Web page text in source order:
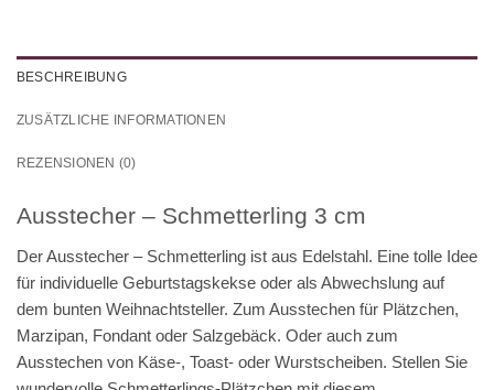
BESCHREIBUNG
ZUSÄTZLICHE INFORMATIONEN
REZENSIONEN (0)
Ausstecher – Schmetterling 3 cm
Der Ausstecher – Schmetterling ist aus Edelstahl. Eine tolle Idee
für individuelle Geburtstagskekse oder als Abwechslung auf
dem bunten Weihnachtsteller. Zum Ausstechen für Plätzchen,
Marzipan, Fondant oder Salzgebäck. Oder auch zum
Ausstechen von Käse-, Toast- oder Wurstscheiben. Stellen Sie